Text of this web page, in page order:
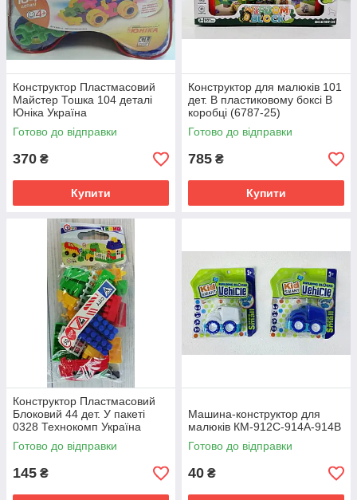
Конструктор Пластмасовий
Майстер Тошка 104 деталі
Юніка Україна
Готово до відправки
370 ₴
Купити
Конструктор для малюків 101
дет. В пластиковому боксі В
коробці (6787-25)
Готово до відправки
785 ₴
Купити
Конструктор Пластмасовий
Блоковий 44 дет. У пакеті
0328 Технокомп Україна
Готово до відправки
145 ₴
Машина-конструктор для
малюків КМ-912С-914А-914В
Готово до відправки
40 ₴